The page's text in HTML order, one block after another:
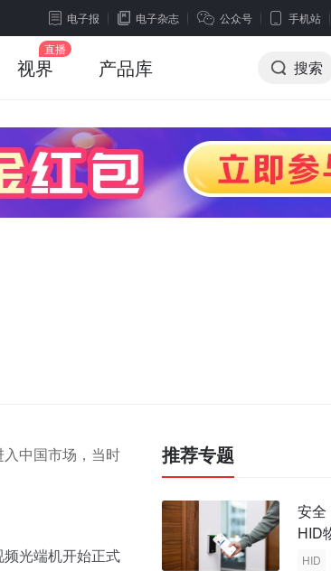
电子报 电子杂志 公众号 手机站
视界 产品库 搜索
中国市场，当时
光端机开始正式
推荐专题
安
HID
案
HID